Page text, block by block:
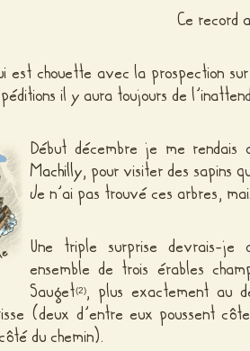
Ce record
est chouette avec la prospection
il y aura toujours de
Début décembre je me rendais
Machilly, pour visiter des sapins
Je n’ai pas trouvé ces arbres,
Une triple surprise devrais-je
ensemble de trois érables
Sauget(2), plus exactement au
(deux d’entre eux poussent
du chemin).